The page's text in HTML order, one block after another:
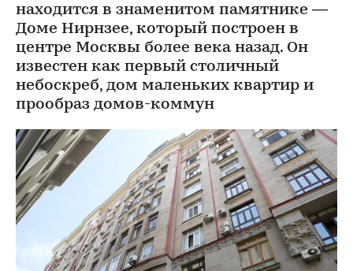
находится в знаменитом памятнике —
Доме Нирнзее, который построен в
центре Москвы более века назад. Он
известен как первый столичный
небоскреб, дом маленьких квартир и
прообраз домов-коммун